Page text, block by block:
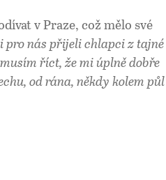
v Praze, což mělo své
pro nás přijeli chlapci z tajné
říct, že mi úplně dobře
od rána, někdy kolem půl